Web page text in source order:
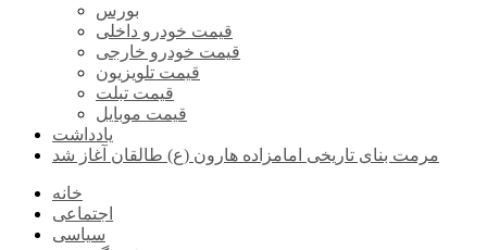
بورس
قیمت خودرو داخلی
قیمت خودرو خارجی
قیمت تلویزیون
قیمت تبلت
قیمت موبایل
یادداشت
مرمت بنای تاریخی امامزاده هارون (ع) طالقان آغاز شد
خانه
اجتماعی
سیاسی